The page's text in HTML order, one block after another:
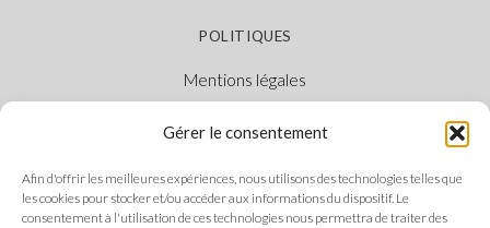
Gérer le consentement
Afin d'offrir les meilleures expériences, nous utilisons des technologies telles que
les cookies pour stocker et/ou accéder aux informations du dispositif. Le
consentement à l'utilisation de ces technologies nous permettra de traiter des
POLITIQUES
Mentions légales
Canal Éthique